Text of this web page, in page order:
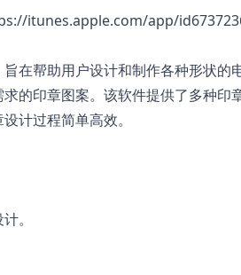
itunes.apple.com/app/
在帮助用户设计和制作各种形状的
的印章图案。该软件提供了多种印
计过程简单高效。
。